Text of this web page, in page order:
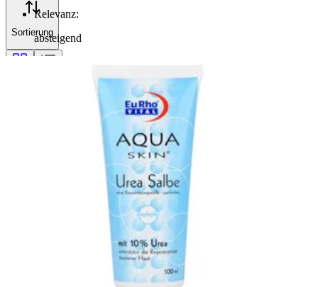
Sortierung
Relevanz:
absteigend